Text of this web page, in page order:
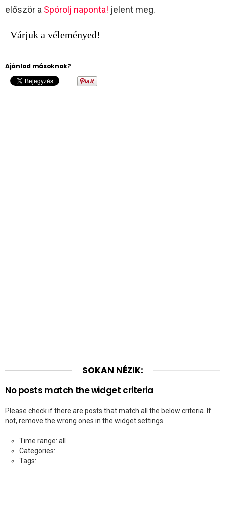
először a Spórolj naponta! jelent meg.
Várjuk a véleményed!
Ajánlod másoknak?
SOKAN NÉZIK:
No posts match the widget criteria
Please check if there are posts that match all the below criteria. If
not, remove the wrong ones in the widget settings.
Time range: all
Categories:
Tags: